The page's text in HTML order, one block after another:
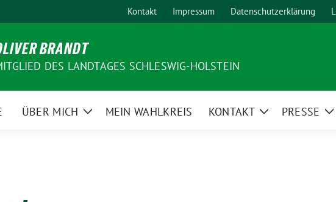
Kontakt Impressum Datenschutzerklärung
BRANDT
DES LANDTAGES SCHLESWIG-HOLSTEIN
ÜBER MICH
ZeigeMEIN WAHLKREIS KONTAKT
ZeigePRESSE